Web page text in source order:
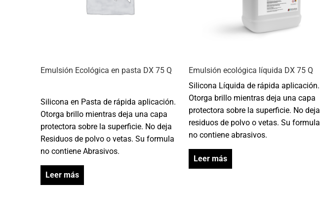
Emulsión Ecológica en pasta DX 75 Q
Silicona en Pasta de rápida aplicación.
Otorga brillo mientras deja una capa
protectora sobre la superficie. No deja
Residuos de polvo o vetas. Su formula
no contiene Abrasivos.
Leer más
Emulsión ecológica líquida DX 75 Q
Silicona Líquida de rápida aplicación.
Otorga brillo mientras deja una capa
protectora sobre la superficie. No deja
residuos de polvo o vetas. Su formula
no contiene abrasivos.
Leer más